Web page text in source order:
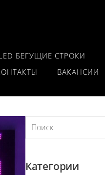
БЕГУЩИЕ СТРОКИ
ВАКАНСИИ
Категории